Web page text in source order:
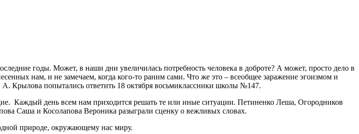
годы. Может, в наши дни увеличилась потребность человека в доброте? А может, просто дело в
нам, и не замечаем, когда кого-то раним сами. Что же это – всеобщее заражение эгоизмом и
Крылова попытались ответить 18 октября восьмиклассники школы №147.
Каждый день всем нам приходится решать те или иные ситуации. Петиненко Леша, Огородников
Саша и Косолапова Вероника разыграли сценку о вежливых словах.
природе, окружающему нас миру.